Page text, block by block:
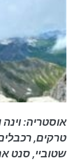
אוסטריה:
טרקים,
שטוביי, סנט